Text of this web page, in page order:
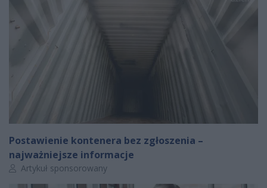
Postawienie kontenera bez zgłoszenia –
najważniejsze informacje
Autor artykułu:
Artykuł sponsorowany